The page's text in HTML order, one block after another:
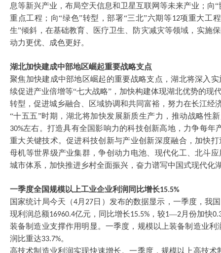
息等新兴产业，布局空天信息和卫星互联网等未来产业；向
重点工程；向“绿色”转型，部署“三北”六期等12项重大工
生”倾斜，在基础教育、医疗卫生、防灾减灾等领域，实施
动力更优、成色更好。
湖北加快建成中部地区崛起重要战略支点
聚焦加快建成中部地区崛起的重要战略支点，湖北将深入
续促进产业倍增等“七大战略”，加快构建体现湖北优势的现
转型，促进城乡融合、区域协调和共同富裕，努力在长江经
“十五五”时期，湖北将加快发展新质生产力，推动战略性
30%左右。打造具有全国影响力的科技创新高地，力争每年
重大关键技术。促进科技创新与产业创新深度融合，加快
母机等世界级产业集群，争创动力电池、现代化工、北斗
城市体系，加快推进乡村全面振兴，奋力谱写中国式现代化
一季度全国规模以上工业企业利润同比增长15.5%
国家统计局今天（4月 27日）发布的数据显示，一季度，我
现利润总额16960.4亿元，同比增长15.5% ，较1—2月份加快
装备制造业支撑作用明显。一季度，规模以上装备制造业利
润比重达33.7%。
高技术制造业利润实现快速增长。一季度，规模以上高技术